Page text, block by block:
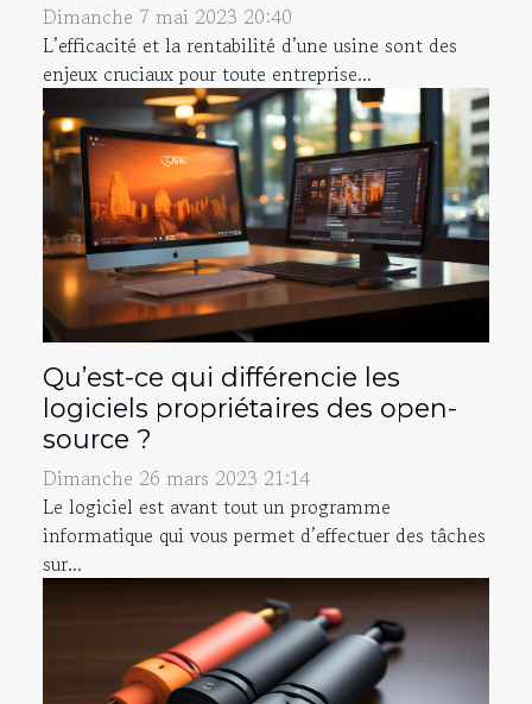
Dimanche 7 mai 2023 20:40
L’efficacité et la rentabilité d’une usine sont des
enjeux cruciaux pour toute entreprise...
Qu’est-ce qui différencie les
logiciels propriétaires des open-
source ?
Dimanche 26 mars 2023 21:14
Le logiciel est avant tout un programme
informatique qui vous permet d’effectuer des tâches
sur...